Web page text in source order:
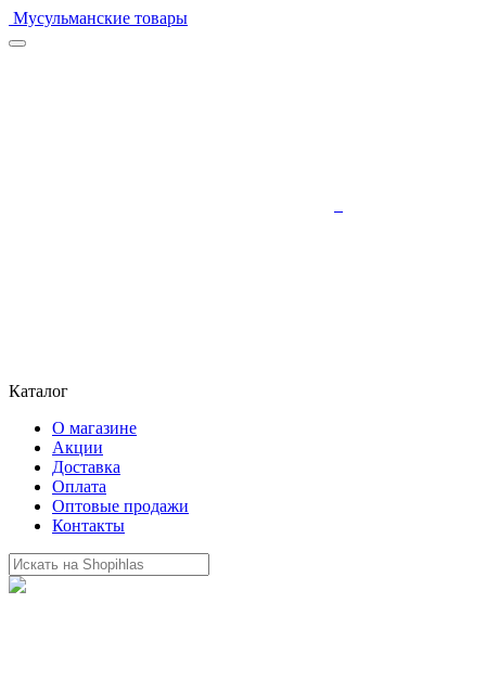
Мусульманские товары
Каталог
О магазине
Акции
Доставка
Оплата
Оптовые продажи
Контакты